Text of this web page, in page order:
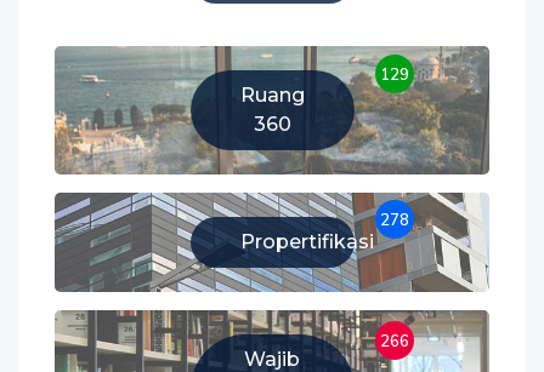
Ruang
360
129
Propertifikasi
278
Wajib
266